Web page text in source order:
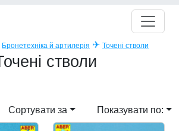
Бронетехніка й артилерія ✈ Точені стволи
стволи
Сортувати за Показувати по: